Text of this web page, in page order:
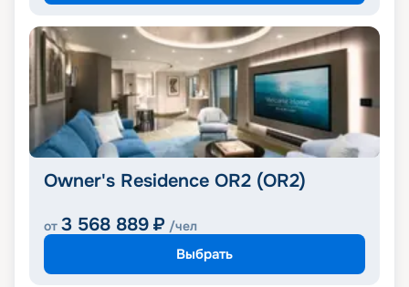
Owner's Residence OR2 (OR2)
от 3 568 889 ₽ /чел
Выбрать